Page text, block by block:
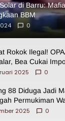
di Barru:
BBM
0
Rokok Ilegal!
Bea Cukai
2025
0
88 Diduga Jadi
Permukiman
2025
0